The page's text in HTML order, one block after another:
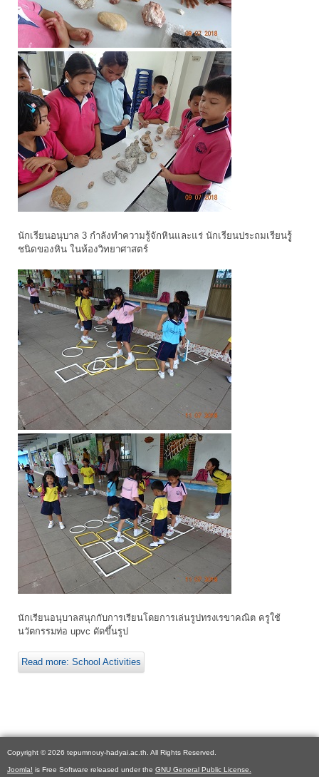
นักเรียนอนุบาล 3 กำลังทำความรู้จักหินและแร่ นักเรียนประถมเรียนรูู้
ชนิดของหิน ในห้องวิทยาศาสตร์
นักเรียนอนุบาลสนุกกับการเรียนโดยการเล่นรูปทรงเรขาคณิต ครูใช้
นวัตกรรมท่อ upvc ดัดขึ้นรูป
Read more: School Activities
Copyright © 2026 tepumnouy-hadyai.ac.th. All Rights Reserved.
Joomla! is Free Software released under the GNU General Public License.